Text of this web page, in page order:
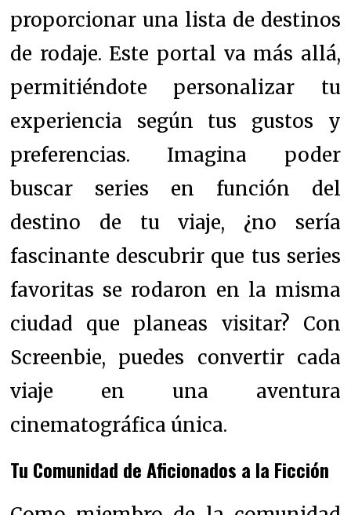
proporcionar una lista de destinos
de rodaje. Este portal va más allá,
permitiéndote personalizar tu
experiencia según tus gustos y
preferencias. Imagina poder
buscar series en función del
destino de tu viaje, ¿no sería
fascinante descubrir que tus series
favoritas se rodaron en la misma
ciudad que planeas visitar? Con
Screenbie, puedes convertir cada
viaje en una aventura
cinematográfica única.
Tu Comunidad de Aficionados a la Ficción